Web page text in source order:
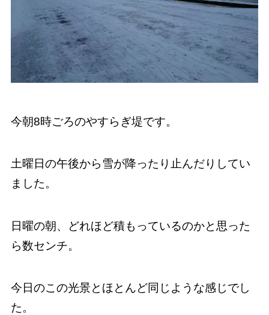
今朝8時ごろのやすらぎ堤です。
土曜日の午後から雪が降ったり止んだりしてい
ました。
日曜の朝、どれほど積もっているのかと思った
ら数センチ。
今日のこの光景とほとんど同じような感じでし
た。